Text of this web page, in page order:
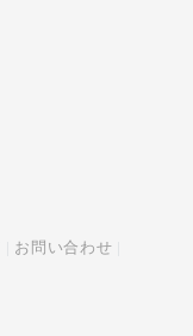
お問い合わせ